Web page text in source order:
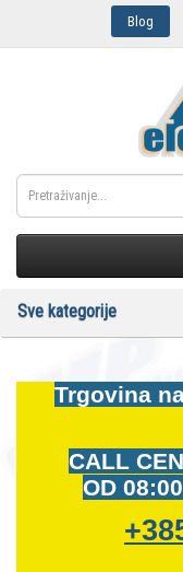
Blog
Sve kategorije
Trgovina
CALL
OD